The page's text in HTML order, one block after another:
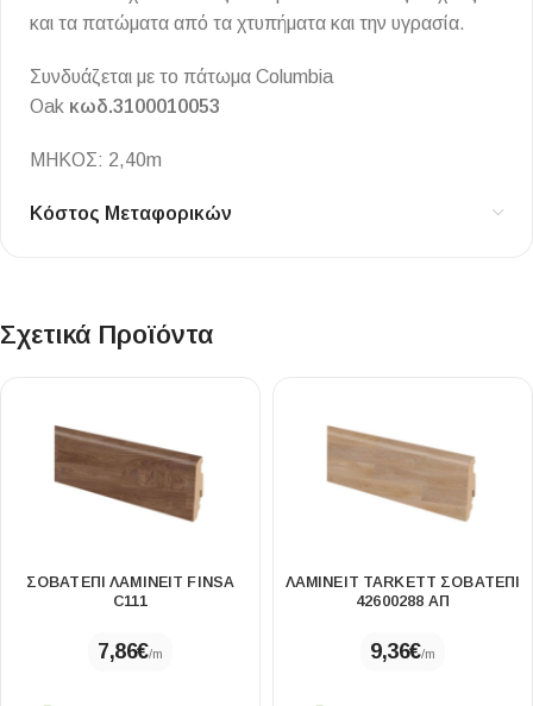
και τα πατώματα από τα χτυπήματα και την υγρασία.
Συνδυάζεται με το πάτωμα Columbia
Oak κωδ.3100010053
ΜΗΚΟΣ: 2,40m
Κόστος Μεταφορικών
Σχετικά Προϊόντα
ΣΟΒΑΤΕΠΙ ΛΑΜΙΝΕΙΤ FINSA
C111
7,86€/m
ΛΑΜΙΝΕΙΤ TARKETT ΣΟΒΑΤΕΠΙ
42600288 ΑΠ
9,36€/m